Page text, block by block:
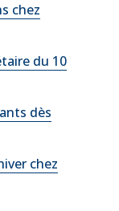
chez
du 10
dès
chez